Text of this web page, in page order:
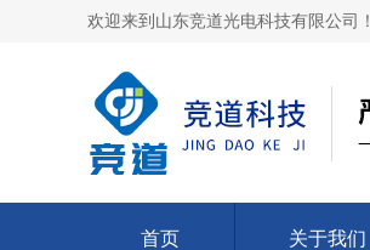
欢迎来到山东竞道光电科技有限公司！
首页 关于我们